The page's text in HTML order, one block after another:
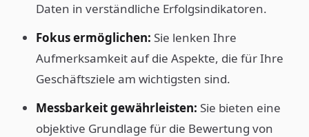
Daten in verständliche Erfolgsindikatoren.
Fokus ermöglichen: Sie lenken Ihre
Aufmerksamkeit auf die Aspekte, die für Ihre
Geschäftsziele am wichtigsten sind.
Messbarkeit gewährleisten: Sie bieten eine
objektive Grundlage für die Bewertung von